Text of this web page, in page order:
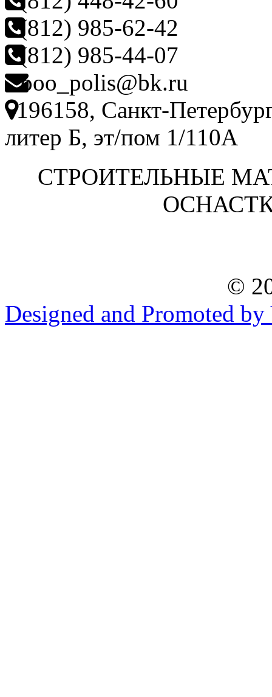
(812) 985-62-42
(812) 985-44-07
ooo_polis@bk.ru
196158, Санкт-
литер Б, эт/пом 1/110А
СТРОИТЕЛЬНЫЕ
©
Designed and Promoted